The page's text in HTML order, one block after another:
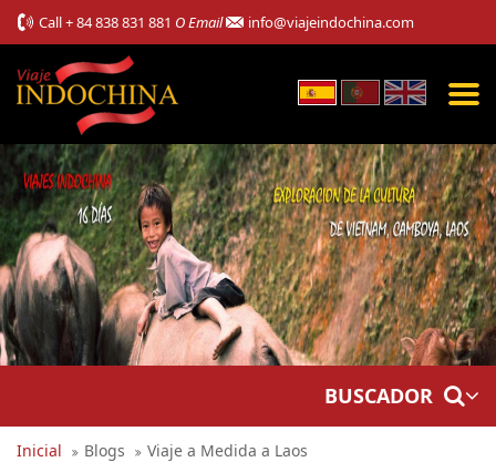
Call+ 84 838 831 881 O Email info@viajeindochina.com
BUSCADOR
Inicial Blogs Viaje a Medida a Laos